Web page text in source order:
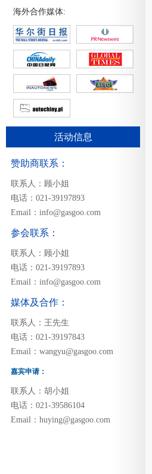
海外合作媒体:
活动信息
赞助商联系：
联系人：顾小姐
电话：021-39197893
Email：info@gasgoo.com
参会联系：
联系人：顾小姐
电话：021-39197893
Email：info@gasgoo.com
媒体及合作：
联系人：王先生
电话：021-39197843
Email：wangyu@gasgoo.com
嘉宾申请：
联系人：胡小姐
电话：021-39586104
Email：huying@gasgoo.com